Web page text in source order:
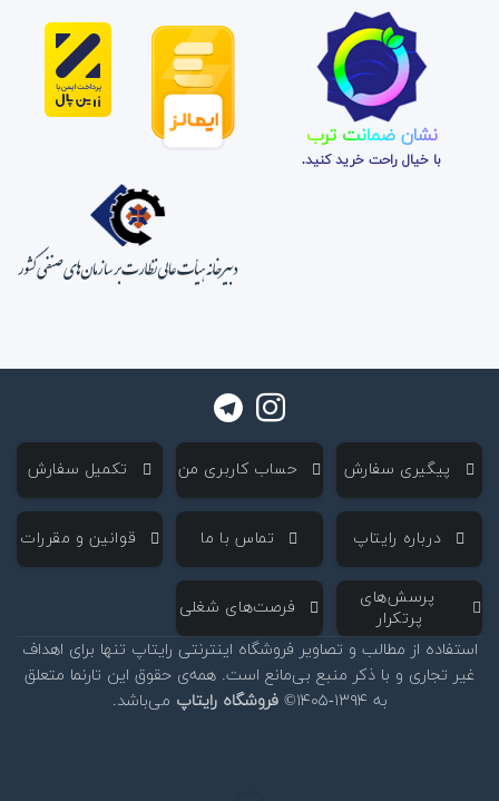
نشان ضمانت ترب
با خیال راحت خرید کنید.
‌ پیگیری سفارش ‌ حساب کاربری من ‌ تکمیل سفارش
‌ درباره رایتاپ ‌ تماس با ما ‌ قوانین و مقررات
‌ پرسش‌های
پرتکرار
‌ فرصت‌های شغلی
استفاده از مطالب و تصاویر فروشگاه اینترنتی رایتاپ تنها برای اهداف
غیر تجاری و با ذکر منبع بی‌مانع است. همه‌ی حقوق این تارنما متعلق
به ۱۳۹۴-۱۴۰۵©
فروشگاه رایتاپ می‌باشد.